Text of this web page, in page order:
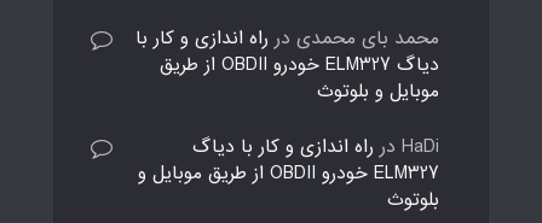
محمد بای محمدی در راه اندازی و کار با
دیاگ ELM327 خودرو OBDII از طریق
موبایل و بلوتوث
HaDi در راه اندازی و کار با دیاگ
ELM327 خودرو OBDII از طریق موبایل و
بلوتوث